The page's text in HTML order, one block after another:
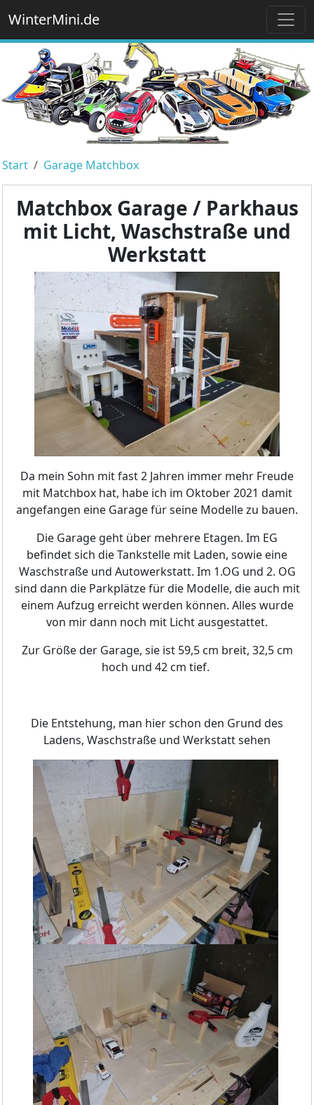
WinterMini.de
Start Garage Matchbox
Matchbox Garage / Parkhaus
mit Licht, Waschstraße und
Werkstatt
Da mein Sohn mit fast 2 Jahren immer mehr Freude
mit Matchbox hat, habe ich im Oktober 2021 damit
angefangen eine Garage für seine Modelle zu bauen.
Die Garage geht über mehrere Etagen. Im EG
befindet sich die Tankstelle mit Laden, sowie eine
Waschstraße und Autowerkstatt. Im 1.OG und 2. OG
sind dann die Parkplätze für die Modelle, die auch mit
einem Aufzug erreicht werden können. Alles wurde
von mir dann noch mit Licht ausgestattet.
Zur Größe der Garage, sie ist 59,5 cm breit, 32,5 cm
hoch und 42 cm tief.
Die Entstehung, man hier schon den Grund des
Ladens, Waschstraße und Werkstatt sehen